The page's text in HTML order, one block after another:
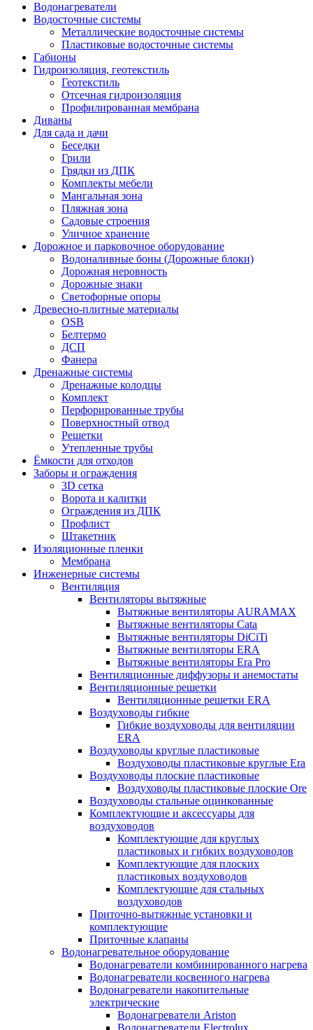
Водонагреватели
Водосточные системы
Металлические водосточные системы
Пластиковые водосточные системы
Габионы
Гидроизоляция, геотекстиль
Геотекстиль
Отсечная гидроизоляция
Профилированная мембрана
Диваны
Для сада и дачи
Беседки
Грили
Грядки из ДПК
Комплекты мебели
Мангальная зона
Пляжная зона
Садовые строения
Уличное хранение
Дорожное и парковочное оборудование
Водоналивные боны (Дорожные блоки)
Дорожная неровность
Дорожные знаки
Светофорные опоры
Древесно-плитные материалы
OSB
Белтермо
ДСП
Фанера
Дренажные системы
Дренажные колодцы
Комплект
Перфорированные трубы
Поверхностный отвод
Решетки
Утепленные трубы
Ёмкости для отходов
Заборы и ограждения
3D сетка
Ворота и калитки
Ограждения из ДПК
Профлист
Штакетник
Изоляционные пленки
Мембрана
Инженерные системы
Вентиляция
Вентиляторы вытяжные
Вытяжные вентиляторы AURAMAX
Вытяжные вентиляторы Cata
Вытяжные вентиляторы DiCiTi
Вытяжные вентиляторы ERA
Вытяжные вентиляторы Era Pro
Вентиляционные диффузоры и анемостаты
Вентиляционные решетки
Вентиляционные решетки ERA
Воздуховоды гибкие
Гибкие воздуховоды для вентиляции
ERA
Воздуховоды круглые пластиковые
Воздуховоды пластиковые круглые Era
Воздуховоды плоские пластиковые
Воздуховоды пластиковые плоские Ore
Воздуховоды стальные оцинкованные
Комплектующие и аксессуары для
воздуховодов
Комплектующие для круглых
пластиковых и гибких воздуховодов
Комплектующие для плоских
пластиковых воздуховодов
Комплектующие для стальных
воздуховодов
Приточно-вытяжные установки и
комплектующие
Приточные клапаны
Водонагревательное оборудование
Водонагреватели комбинированного нагрева
Водонагреватели косвенного нагрева
Водонагреватели накопительные
электрические
Водонагреватели Ariston